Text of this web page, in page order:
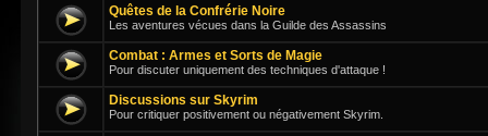
Quêtes de la Confrérie Noire
Les aventures vécues dans la Guilde des Assassins
Combat : Armes et Sorts de Magie
Pour discuter uniquement des techniques d'attaque !
Discussions sur Skyrim
Pour critiquer positivement ou négativement Skyrim.